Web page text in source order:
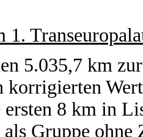
1.
5.035,7 km
korrigierten
8 km in
Gruppe ohne